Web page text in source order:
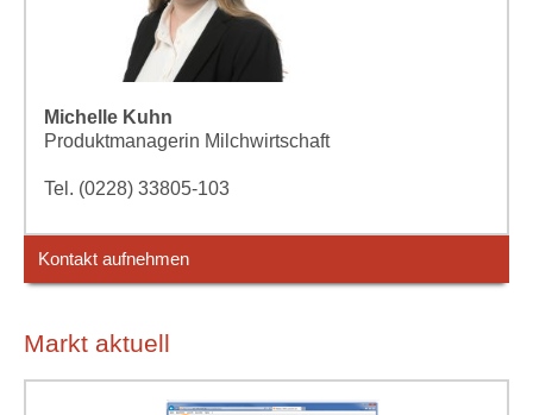
Michelle Kuhn
Produktmanagerin Milchwirtschaft
Tel. (0228) 33805-103
Kontakt aufnehmen
Markt aktuell